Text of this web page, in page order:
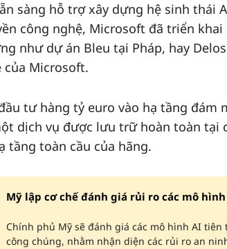
sàng hỗ trợ xây dựng hệ sinh thái
công nghệ, Microsoft đã triển
như dự án Bleu tại Pháp, hay
của Microsoft.
tư hàng tỷ euro vào hạ tầng đám
dịch vụ được lưu trữ hoàn toàn tại
tầng toàn cầu của hãng.
Mỹ lập cơ chế đánh giá rủi ro các mô
Chính phủ Mỹ sẽ đánh giá các mô hình AI
công chúng, nhằm nhận diện các rủi ro an